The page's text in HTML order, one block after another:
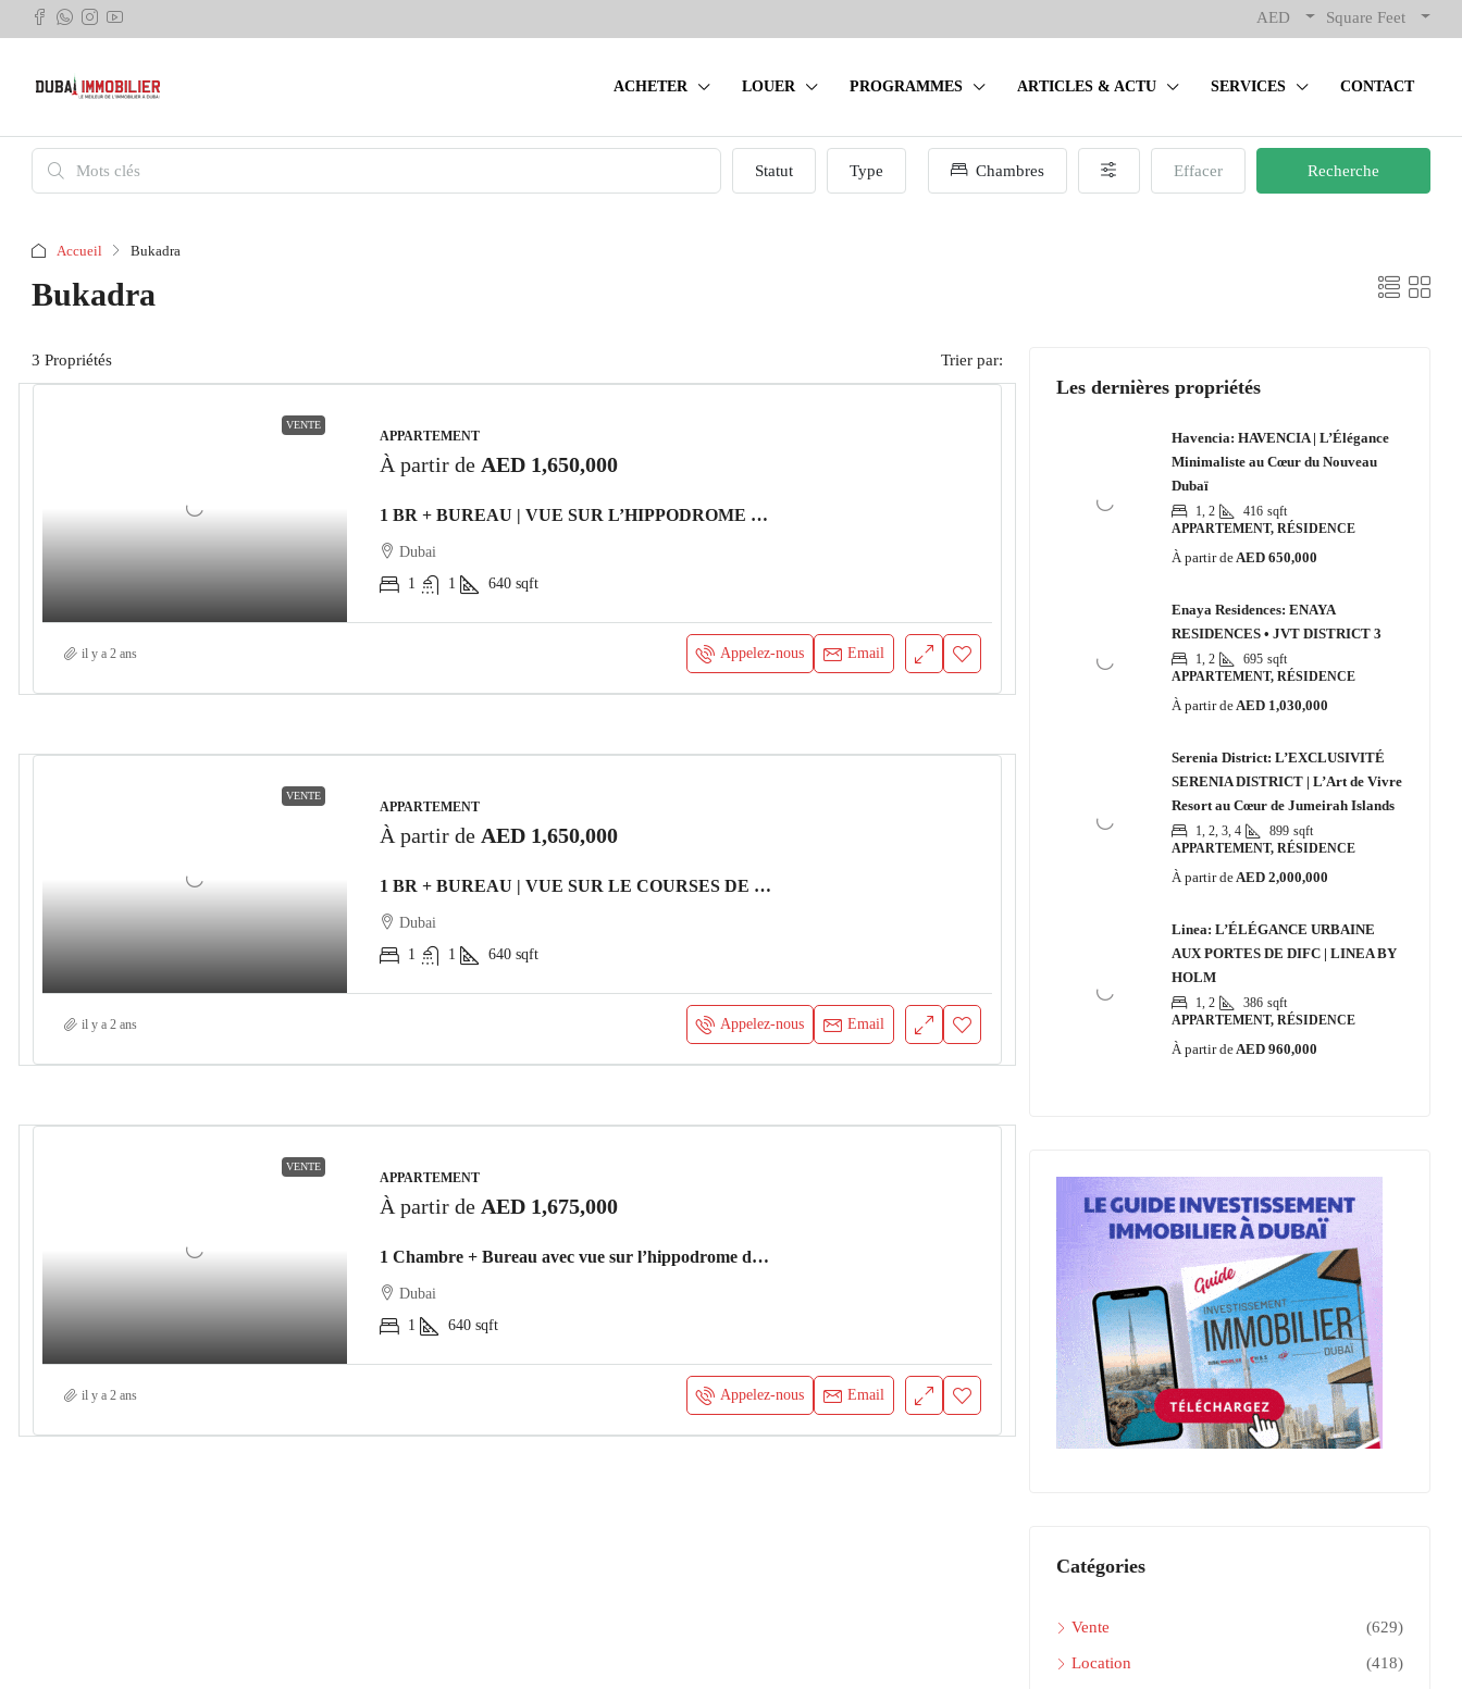
AED Square Feet
ACHETER LOUER PROGRAMMES ARTICLES & ACTU SERVICES CONTACT
Statut Type Chambres Effacer Recherche
Accueil Bukadra
Bukadra
3 Propriétés Trier par:
VENTE
APPARTEMENT
À partir de AED 1,650,000
1 BR + BUREAU | VUE SUR L’HIPPODROME DE MEYDAN Appartement Dubai
Dubai
1
1 640 sqft
il y a 2 ans Appelez-nous Email
VENTE
APPARTEMENT
À partir de AED 1,650,000
1 BR + BUREAU | VUE SUR LE COURSES DE CHEVAUX DE MEYDAN Appartement Dubai
Dubai
1
1 640 sqft
il y a 2 ans Appelez-nous Email
VENTE
APPARTEMENT
À partir de AED 1,675,000
1 Chambre + Bureau avec vue sur l’hippodrome de Meydan Appartement Dubai
Dubai
1
640 sqft
il y a 2 ans Appelez-nous Email
Les dernières propriétés
Havencia: HAVENCIA | L’Élégance
Minimaliste au Cœur du Nouveau
Dubaï
1, 2 416 sqft
APPARTEMENT, RÉSIDENCE
À partir deAED 650,000
Enaya Residences: ENAYA
RESIDENCES • JVT DISTRICT 3
1, 2 695 sqft
APPARTEMENT, RÉSIDENCE
À partir deAED 1,030,000
Serenia District: L’EXCLUSIVITÉ
SERENIA DISTRICT | L’Art de Vivre
Resort au Cœur de Jumeirah Islands
1, 2, 3, 4 899 sqft
APPARTEMENT, RÉSIDENCE
À partir deAED 2,000,000
Linea: L’ÉLÉGANCE URBAINE
AUX PORTES DE DIFC | LINEA BY
HOLM
1, 2 386 sqft
APPARTEMENT, RÉSIDENCE
À partir deAED 960,000
Catégories
Vente (629)
Location (418)